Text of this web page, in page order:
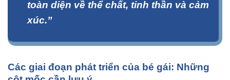
toàn diện về thể chất, tinh thần và cảm
xúc.”
Các giai đoạn phát triển của bé gái: Những